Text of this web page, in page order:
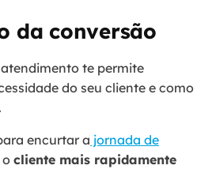
da conversão
te permite
do seu cliente e como
encurtar a jornada de
o cliente mais rapidamente